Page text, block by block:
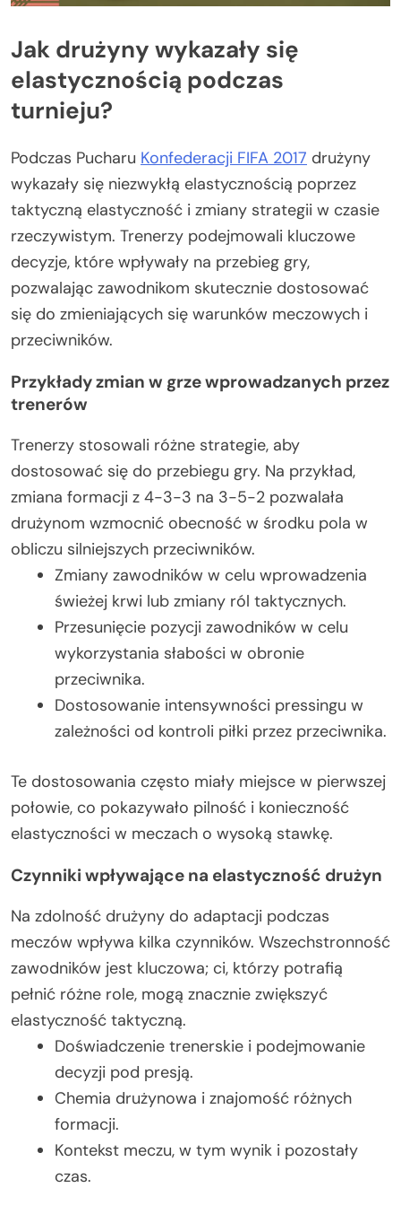
Jak drużyny wykazały się
elastycznością podczas
turnieju?
Podczas Pucharu Konfederacji FIFA 2017 drużyny
wykazały się niezwykłą elastycznością poprzez
taktyczną elastyczność i zmiany strategii w czasie
rzeczywistym. Trenerzy podejmowali kluczowe
decyzje, które wpływały na przebieg gry,
pozwalając zawodnikom skutecznie dostosować
się do zmieniających się warunków meczowych i
przeciwników.
Przykłady zmian w grze wprowadzanych przez
trenerów
Trenerzy stosowali różne strategie, aby
dostosować się do przebiegu gry. Na przykład,
zmiana formacji z 4-3-3 na 3-5-2 pozwalała
drużynom wzmocnić obecność w środku pola w
obliczu silniejszych przeciwników.
Zmiany zawodników w celu wprowadzenia
świeżej krwi lub zmiany ról taktycznych.
Przesunięcie pozycji zawodników w celu
wykorzystania słabości w obronie
przeciwnika.
Dostosowanie intensywności pressingu w
zależności od kontroli piłki przez przeciwnika.
Te dostosowania często miały miejsce w pierwszej
połowie, co pokazywało pilność i konieczność
elastyczności w meczach o wysoką stawkę.
Czynniki wpływające na elastyczność drużyn
Na zdolność drużyny do adaptacji podczas
meczów wpływa kilka czynników. Wszechstronność
zawodników jest kluczowa; ci, którzy potrafią
pełnić różne role, mogą znacznie zwiększyć
elastyczność taktyczną.
Doświadczenie trenerskie i podejmowanie
decyzji pod presją.
Chemia drużynowa i znajomość różnych
formacji.
Kontekst meczu, w tym wynik i pozostały
czas.